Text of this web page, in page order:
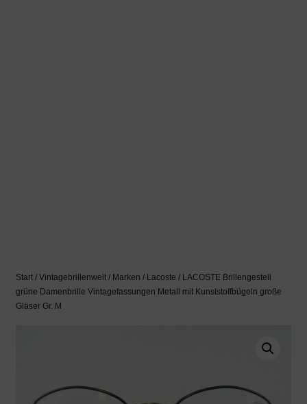
Start /Vintagebrillenwelt / Marken / Lacoste / LACOSTE Brillengestell
grüne Damenbrille Vintagefassungen Metall mit Kunststoffbügeln große
Gläser Gr. M